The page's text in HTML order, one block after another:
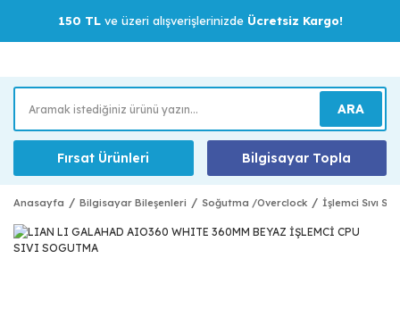
150 TLve üzeri alışverişlerinizde Ücretsiz Kargo!
ARA
Fırsat Ürünleri Bilgisayar Topla
Anasayfa Bilgisayar Bileşenleri Soğutma /Overclock İşlemci Sıvı